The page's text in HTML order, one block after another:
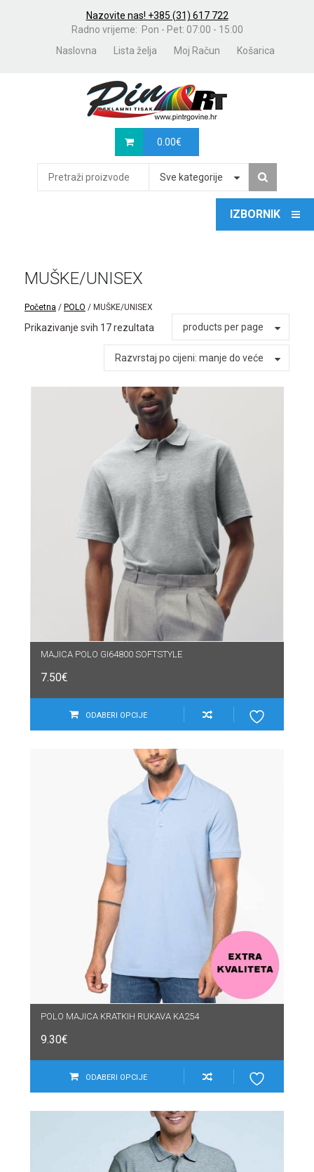
Nazovite nas! +385 (31) 617 722
Radno vrijeme: Pon - Pet: 07:00 - 15:00
Naslovna
Lista želja Moj Račun Košarica
0.00€
Sve kategorije
MUŠKE/UNISEX
Početna / POLO / MUŠKE/UNISEX
Prikazivanje svih 17 rezultata products per page
Razvrstaj po cijeni: manje do veće
MAJICA POLO GI64800 SOFTSTYLE
7.50€
ODABERI OPCIJE
POLO MAJICA KRATKIH RUKAVA KA254
9.30€
ODABERI OPCIJE